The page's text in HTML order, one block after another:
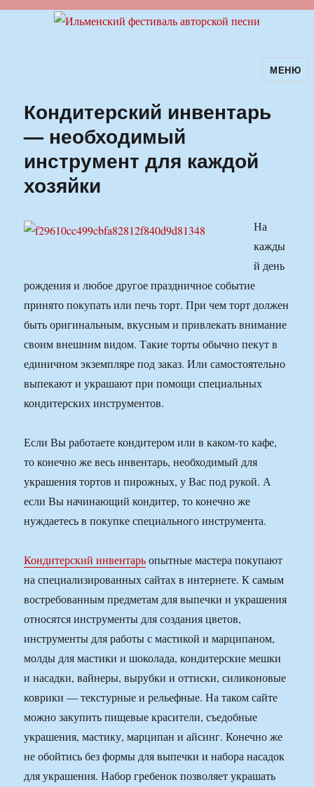
Ильменский фестиваль авторскойМЕНЮ
Кондитерский инвентарь
— необходимый
инструмент для каждой
хозяйки
На
кажды
й день
рождения и любое другое праздничное событие
принято покупать или печь торт. При чем торт должен
быть оригинальным, вкусным и привлекать внимание
своим внешним видом. Такие торты обычно пекут в
единичном экземпляре под заказ. Или самостоятельно
выпекают и украшают при помощи специальных
кондитерских инструментов.
Если Вы работаете кондитером или в каком-то кафе,
то конечно же весь инвентарь, необходимый для
украшения тортов и пирожных, у Вас под рукой. А
если Вы начинающий кондитер, то конечно же
нуждаетесь в покупке специального инструмента.
Кондитерский инвентарьопытные мастера покупают
на специализированных сайтах в интернете. К самым
востребованным предметам для выпечки и украшения
относятся инструменты для создания цветов,
инструменты для работы с мастикой и марципаном,
молды для мастики и шоколада, кондитерские мешки
и насадки, вайнеры, вырубки и оттиски, силиконовые
коврики — текстурные и рельефные. На таком сайте
можно закупить пищевые красители, съедобные
украшения, мастику, марципан и айсинг. Конечно же
не обойтись без формы для выпечки и набора насадок
для украшения. Набор гребенок позволяет украшать